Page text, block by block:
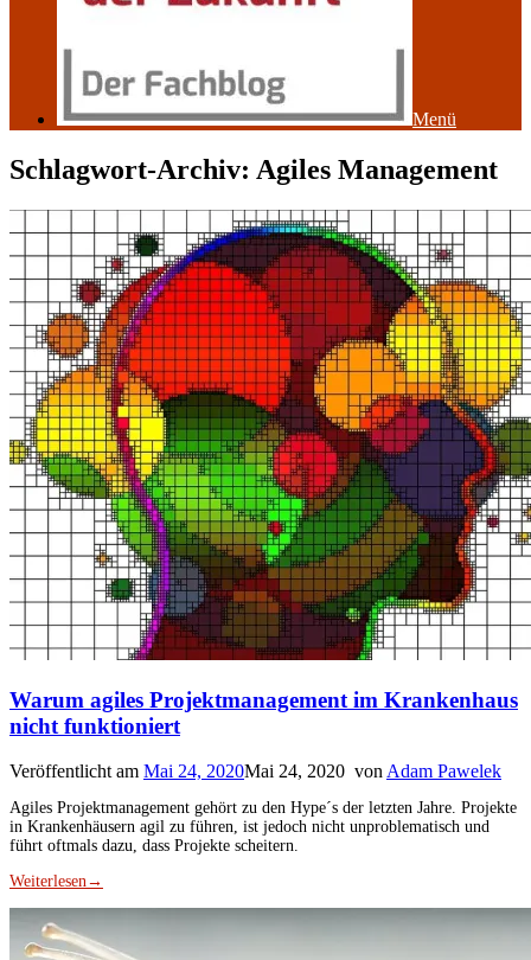
Menü
Schlagwort-Archiv: Agiles Management
Warum agiles Projektmanagement im Krankenhaus
nicht funktioniert
Veröffentlicht am Mai 24, 2020Mai 24, 2020 von Adam Pawelek
Agiles Projektmanagement gehört zu den Hype´s der letzten Jahre. Projekte
in Krankenhäusern agil zu führen, ist jedoch nicht unproblematisch und
führt oftmals dazu, dass Projekte scheitern.
Weiterlesen→